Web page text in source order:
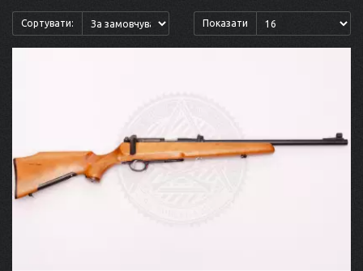
Сортувати: Показати